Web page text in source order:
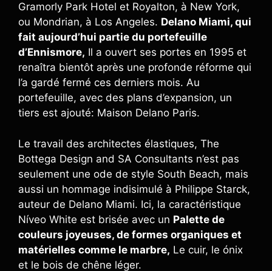
Gramorly Park Hotel et Royalton, à New York,
ou Mondrian, à Los Angeles. Delano Miami, qui
fait aujourd’hui partie du portefeuille
d’Ennismore, Il a ouvert ses portes en 1995 et
renaîtra bientôt après une profonde réforme qui
l’a gardé fermé ces derniers mois. Au
portefeuille, avec des plans d’expansion, un
tiers est ajouté: Maison Delano Paris.
Le travail des architectes élastiques, The
Bottega Design and SA Consultants n’est pas
seulement une ode de style South Beach, mais
aussi un hommage indisimulé à Philippe Starck,
auteur de Delano Miami. Ici, la caractéristique
Níveo White est brisée avec un Palette de
couleurs joyeuses, de formes organiques et
matérielles comme le marbre, Le cuir, le ónix
et le bois de chêne léger.